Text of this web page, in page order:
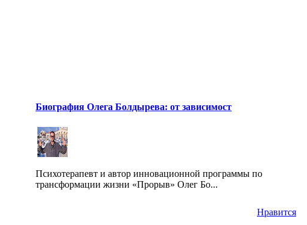
Биография Олега Болдырева: от зависимост
Психотерапевт и автор инновационной программы по
трансформации жизни «Прорыв» Олег Бо...
Нравится